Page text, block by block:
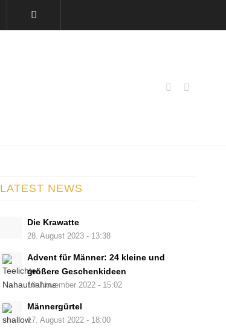
LATEST NEWS
Die Krawatte
28. August 2023 - 13:38
Advent für Männer: 24 kleine und
größere Geschenkideen
10. November 2022 - 15:02
Männergürtel
17. August 2022 - 18:00